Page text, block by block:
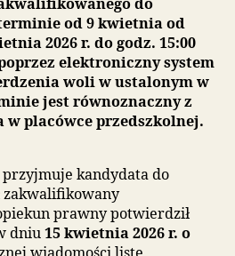
wyników
postępowania
przedszkole bądź
wolnymi miejscami, na
są pod uwagę kryteria
nr XXIV/251/2025 Rady
oraz określenia ich
w postępowaniu
oraz oddziałów
podstawowych